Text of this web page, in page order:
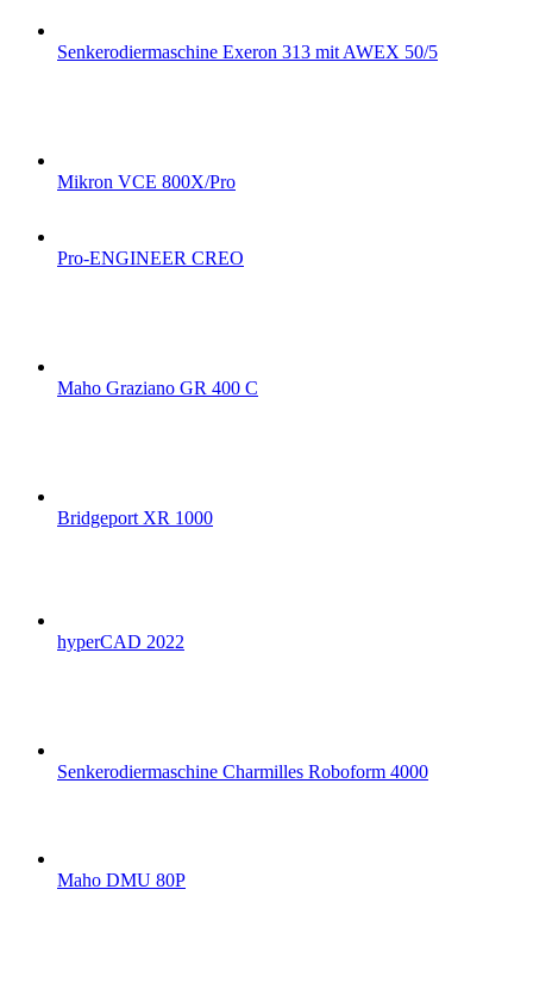
Senkerodiermaschine Exeron 313 mit AWEX 50/5
Mikron VCE 800X/Pro
Pro-ENGINEER CREO
Maho Graziano GR 400 C
Bridgeport XR 1000
hyperCAD 2022
Senkerodiermaschine Charmilles Roboform 4000
Maho DMU 80P